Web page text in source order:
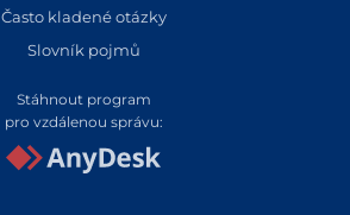
Často kladené otázky
Slovník pojmů
Stáhnout program
pro vzdálenou správu: